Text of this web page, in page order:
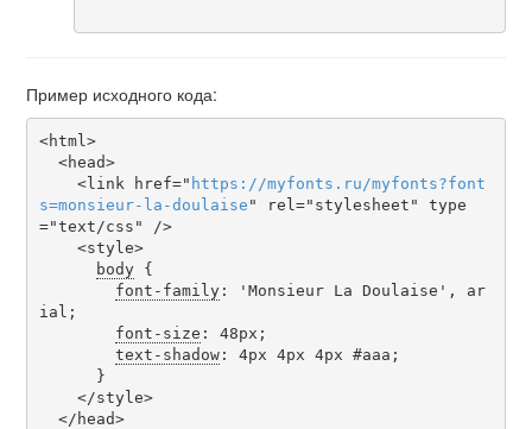
Пример исходного кода:
<html>
    <link href="
https ://myfonts . ru /myfonts?font
s=monsieur-la-doulaise " rel="stylesheet" type
="text/css" />
body {
font-family: 'Monsieur La Doulaise', ar
ial;
font-size : 48px;
text-shadow: 4px 4px 4px #aaa;